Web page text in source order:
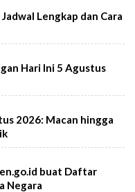
Lengkap dan Cara
Hari Ini 5 Agustus
2026: Macan hingga
buat Daftar
Negara